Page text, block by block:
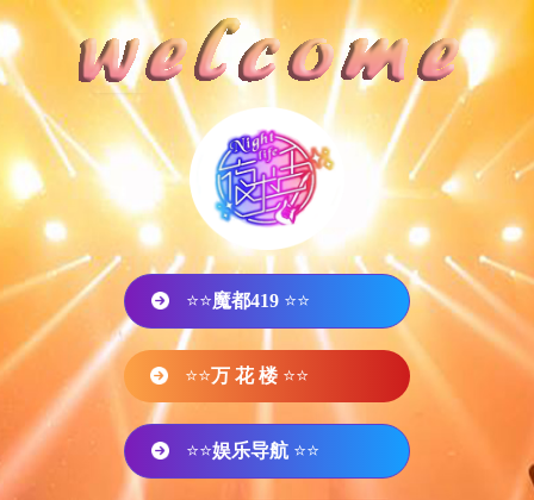
⭐⭐魔都419 ⭐⭐
⭐⭐万 花 楼 ⭐⭐
⭐⭐娱乐导航 ⭐⭐